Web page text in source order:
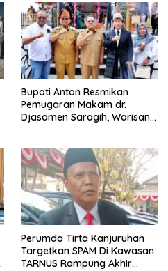
Bupati Anton Resmikan
Pemugaran Makam dr.
Djasamen Saragih, Warisan
Mendatang
Perumda Tirta Kanjuruhan
Targetkan SPAM Di Kawasan
TARNUS Rampung Akhir